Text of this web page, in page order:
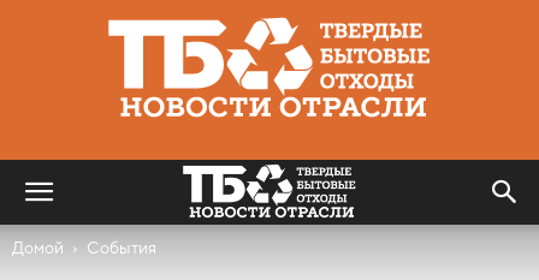
Твердые
бытовые
отходы
|
Домой События